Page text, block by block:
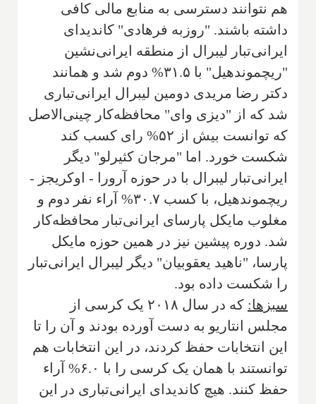
هم نتوانند دسترسی به منابع مالی کافی
داشته باشند. "روزبه فرهادی" کاندیدای
ایرانی‌تبار لیبرال از منطقه ایرانی‌نشین
"ریچموندهیل" با ۳۱.۵% دوم شد و همانند
دکتر رضا مریدی دومین لیبرال ایرانی‌تباری
شد که از "دیزی وای" محافظه‌کار چینی‌الاصل
که توانست بیش از ۵۲% رای کسب کند
شکست خورد. اما "مرجان کثیرلو" دیگر
ایرانی‌تبار لیبرال با در حوزه آرورا - اوکریجز -
ریچموندهیل، با کسب ۳۰.۷% آراء نفر دوم و
مغلوب مایکل پارسای ایرانی‌تبار محافظه‌کار
شد. دوره پیشین نیز در همین حوزه مایکل
پارسا، "ناهید یعقوبیان" دیگر لیبرال ایرانی‌تبار
را شکست داده بود.
سبزها:
که در سال ۲۰۱۸ یک کرسی از
مجلس انتاریو به دست آورده بودند و آن را تا
این انتخابات حفظ کردند، در این انتخابات هم
توانستند با همان یک کرسی را با ۶.۰% آراء
حفظ کنند. هیچ کاندیدای ایرانی‌تباری در این